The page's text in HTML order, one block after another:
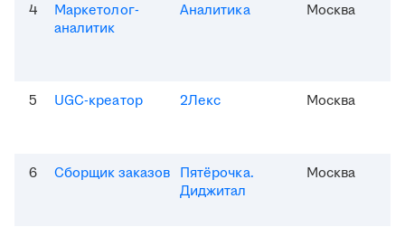
4
Маркетолог-
аналитик
Аналитика Москва
5 UGC-креатор 2Лекс Москва
6 Сборщик заказов Пятёрочка.
Диджитал
Москва